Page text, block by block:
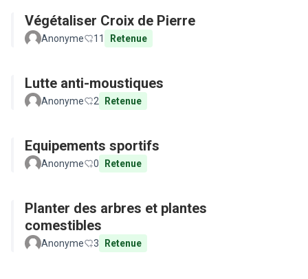
Végétaliser Croix de Pierre
Anonyme 11 Retenue
Lutte anti-moustiques
Anonyme 2 Retenue
Equipements sportifs
Anonyme 0 Retenue
Planter des arbres et plantes
comestibles
Anonyme 3 Retenue